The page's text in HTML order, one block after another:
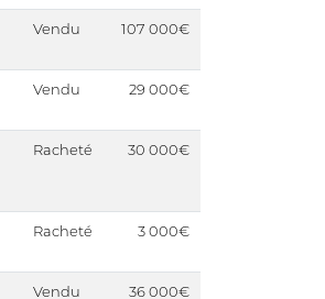
Vendu 107 000€
Vendu 29 000€
Racheté 30 000€
Racheté 3 000€
Vendu 36 000€